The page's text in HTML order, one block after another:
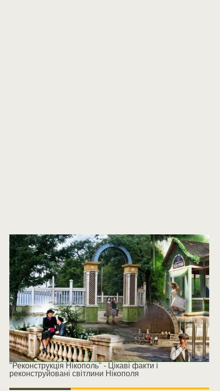
"Реконструкція Нікополь" - Цікаві факти і
реконструйовані світлини Нікополя